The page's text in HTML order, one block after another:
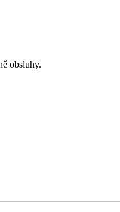
obsluhy.